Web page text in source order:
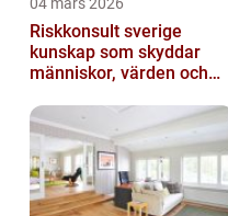
Riskkonsult sverige
kunskap som skyddar
människor, värden och